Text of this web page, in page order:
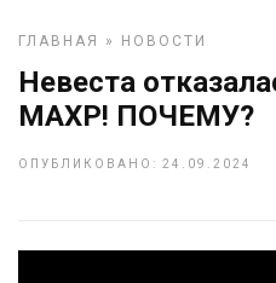
ГЛАВНАЯ » НОВОСТИ
Невеста
МАХР! ПОЧЕМУ?
ОПУБЛИКОВАНО: 24.09.2024